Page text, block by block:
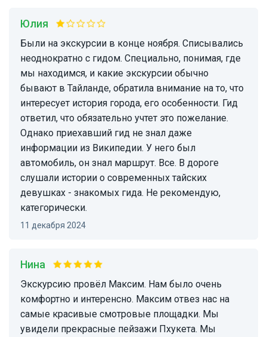
Юлия
Были на экскурсии в конце ноября. Списывались
неоднократно с гидом. Специально, понимая, где
мы находимся, и какие экскурсии обычно
бывают в Тайланде, обратила внимание на то, что
интересует история города, его особенности. Гид
ответил, что обязательно учтет это пожелание.
Однако приехавший гид не знал даже
информации из Википедии. У него был
автомобиль, он знал маршрут. Все. В дороге
слушали истории о современных тайских
девушках - знакомых гида. Не рекомендую,
категорически.
11 декабря 2024
Нина
Экскурсию провёл Максим. Нам было очень
комфортно и интеренсно. Максим отвез нас на
самые красивые смотровые площадки. Мы
увидели прекрасные пейзажи Пхукета. Мы